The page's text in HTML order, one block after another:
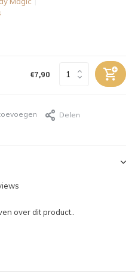
€7,90
Delen
over dit product..